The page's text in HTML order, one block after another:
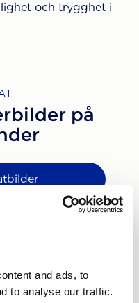
and ads, to
to analyse our traffic.
och trygghet i
på